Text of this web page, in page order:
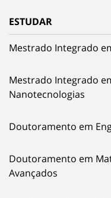
ESTUDAR
Mestrado Integrado
Mestrado Integrado
Nanotecnologias
Doutoramento em
Doutoramento em
Avançados